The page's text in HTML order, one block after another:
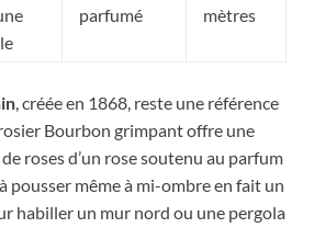
parfumé
mètres
, créée en 1868, reste une référence
Bourbon grimpant offre une
roses d’un rose soutenu au parfum
pousser même à mi-ombre en fait un
habiller un mur nord ou une pergola